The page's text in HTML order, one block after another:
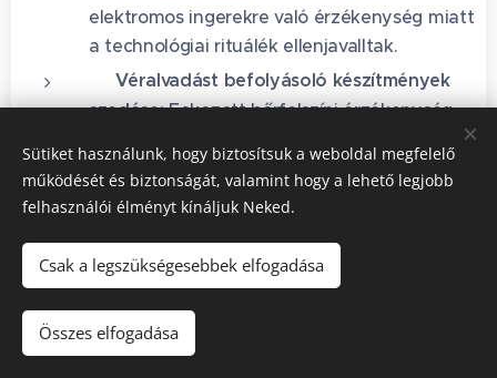
elektromos ingerekre való érzékenység miatt
a technológiai rituálék ellenjavalltak.
💊 Véralvadást befolyásoló készítmények
szedése:Fokozott bőrfelszíni érzékenység
lehetősége miatt egyéni mérlegelést igényel.
⚙️ Technológia-specifikus kizáró tényezők (gépi elvű
eljárások):
💓 Beültetett elektronikus eszközök:
implantátum jelenléte teljesen kizárja a
technológiai hatóanyag-bevitelt és a
Sütiket használunk, hogy biztosítsuk a weboldal megfelelő
működését és biztonságát, valamint hogy a lehető legjobb
felhasználói élményt kínáljuk Neked.
Csak a legszükségesebbek elfogadása
Összes elfogadása